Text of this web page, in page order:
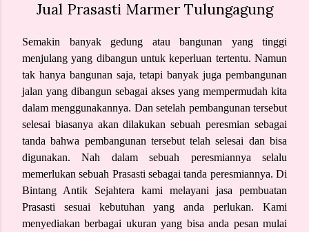
Jual Prasasti Marmer Tulungagung
Semakin banyak gedung atau bangunan yang tinggi
menjulang yang dibangun untuk keperluan tertentu. Namun
tak hanya bangunan saja, tetapi banyak juga pembangunan
jalan yang dibangun sebagai akses yang mempermudah kita
dalam menggunakannya. Dan setelah pembangunan tersebut
selesai biasanya akan dilakukan sebuah peresmian sebagai
tanda bahwa pembangunan tersebut telah selesai dan bisa
digunakan. Nah dalam sebuah peresmiannya selalu
memerlukan sebuah Prasasti sebagai tanda peresmiannya. Di
Bintang Antik Sejahtera kami melayani jasa pembuatan
Prasasti sesuai kebutuhan yang anda perlukan. Kami
menyediakan berbagai ukuran yang bisa anda pesan mulai